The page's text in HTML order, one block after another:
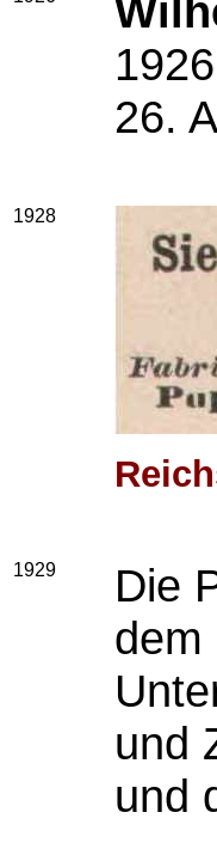
26.
1928
1929
Die
dem
und
und